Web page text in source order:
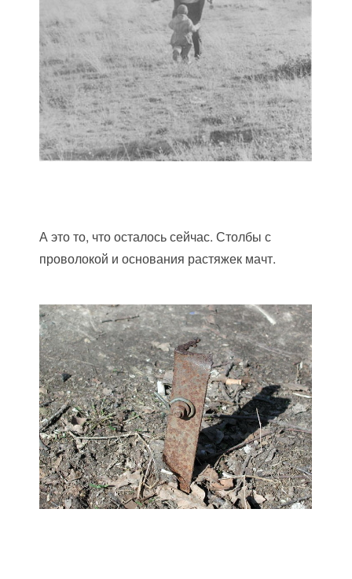
А это то, что осталось сейчас. Столбы с
проволокой и основания растяжек мачт.